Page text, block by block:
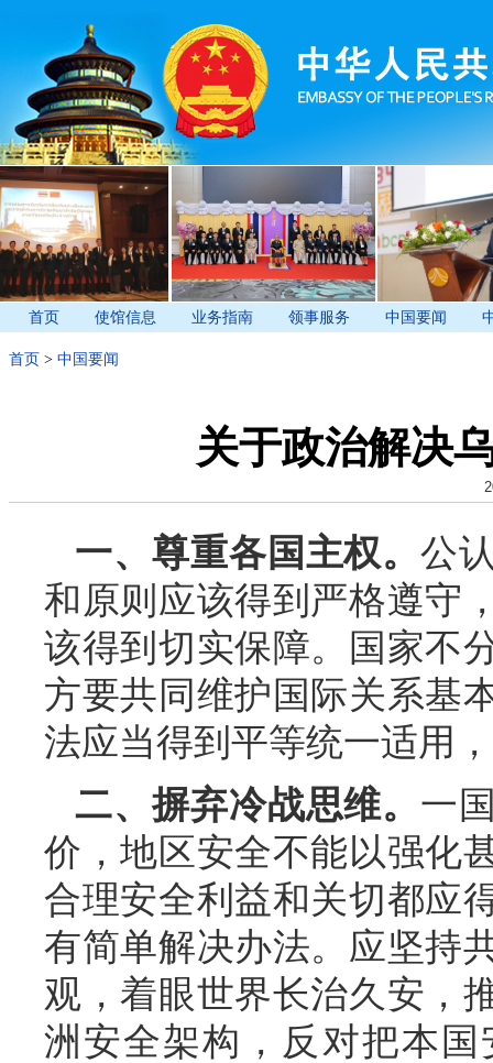
首页 使馆信息 业务指南 领事服务 中国要闻
首页 > 中国要闻
关于政治解决
一、尊重各国主权。公
和原则应该得到严格遵守
该得到切实保障。国家不
方要共同维护国际关系基
法应当得到平等统一适用
二、摒弃冷战思维。 一
价，地区安全不能以强化
合理安全利益和关切都应
有简单解决办法。应坚持
观，着眼世界长治久安，
洲安全架构，反对把本